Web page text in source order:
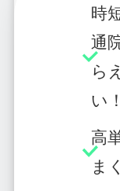
時
通
ら
い！
高
ま